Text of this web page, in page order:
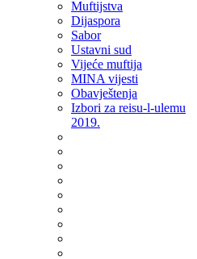
Muftijstva
Dijaspora
Sabor
Ustavni sud
Vijeće muftija
MINA vijesti
Obavještenja
Izbori za reisu-l-ulemu
2019.